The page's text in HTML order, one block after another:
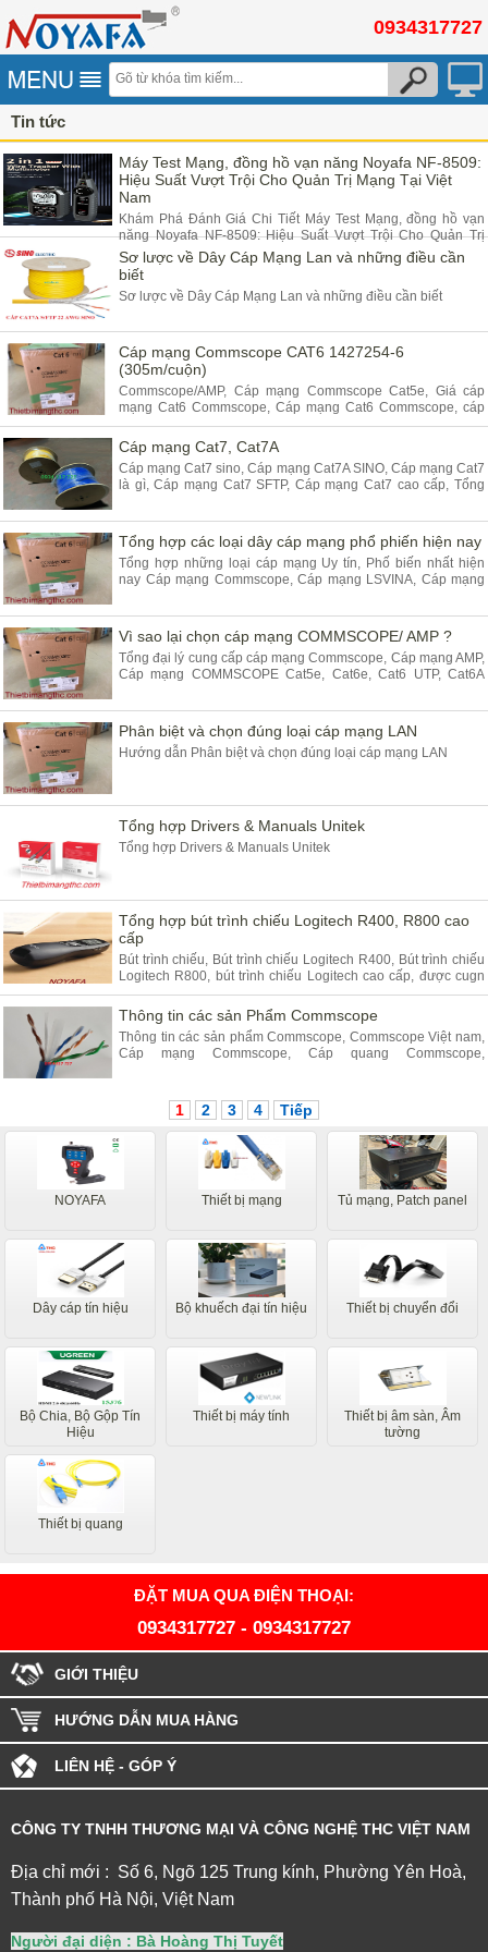
0934317727
Tin tức
Máy Test Mạng, đồng hồ vạn năng Noyafa NF-8509:
Hiệu Suất Vượt Trội Cho Quản Trị Mạng Tại Việt
Nam
Khám Phá Đánh Giá Chi Tiết Máy Test Mạng, đồng hồ vạn
năng Noyafa NF-8509: Hiệu Suất Vượt Trội Cho Quản Trị
Mạng Tại Việt Nam
Sơ lược về Dây Cáp Mạng Lan và những điều cần
biết
Sơ lược về Dây Cáp Mạng Lan và những điều cần biết
Cáp mạng Commscope CAT6 1427254-6
(305m/cuộn)
Commscope/AMP, Cáp mạng Commscope Cat5e, Giá cáp
mạng Cat6 Commscope, Cáp mạng Cat6 Commscope, cáp
mạng amp commscope cat6 1427254-6 (305m/cuộn),
Commscope cat6e, Hạt mạng Cat6 Commscope, Cáp mạng
COM
Cáp mạng Cat7, Cat7A
Cáp mạng Cat7 sino, Cáp mạng Cat7A SINO, Cáp mạng Cat7
là gì, Cáp mạng Cat7 SFTP, Cáp mạng Cat7 cao cấp, Tổng
cao cấp
Tổng hợp các loại dây cáp mạng phổ phiến hiện nay
Tổng hợp những loại cáp mạng Uy tín, Phố biến nhất hiện
nay Cáp mạng Commscope, Cáp mạng LSVINA, Cáp mạng
cao cấp
Vì sao lại chọn cáp mạng COMMSCOPE/ AMP ?
Tổng đại lý cung cấp cáp mạng Commscope, Cáp mạng AMP,
Cáp mạng COMMSCOPE Cat5e, Cat6e, Cat6 UTP, Cat6A
Phân biệt và chọn đúng loại cáp mạng LAN
Hướng dẫn Phân biệt và chọn đúng loại cáp mạng LAN
Tổng hợp Drivers & Manuals Unitek
Tổng hợp Drivers & Manuals Unitek
Tổng hợp bút trình chiếu Logitech R400, R800 cao
cấp
Bút trình chiếu, Bút trình chiếu Logitech R400, Bút trình chiếu
Logitech R800, bút trình chiếu Logitech cao cấp, được cugn
cấp, nhập khẩu bởi NOYAFA việt nam
Thông tin các sản Phẩm Commscope
Thông tin các sản phẩm Commscope, Commscope Việt nam,
Cáp mạng Commscope, Cáp quang Commscope,
1 2 3 4 Tiếp
NOYAFA Thiết bị mạng Tủ mạng, Patch panel
Dây cáp tín hiệu Bộ khuếch đại tín hiệu Thiết bị chuyển đổi
Bộ Chia, Bộ Gộp Tín
Hiệu
Thiết bị máy tính
Thiết bị âm sàn, Âm
tường
Thiết bị quang
ĐẶT MUA QUA ĐIỆN THOẠI:
0934317727 - 0934317727
GIỚI THIỆU
HƯỚNG DẪN MUA HÀNG
LIÊN HỆ - GÓP Ý
CÔNG TY TNHH THƯƠNG MẠI VÀ CÔNG NGHỆ THC VIỆT NAM
Địa chỉ mới : Số 6, Ngõ 125 Trung kính, Phường Yên Hoà,
Thành phố Hà Nội, Việt Nam
Người đại diện : Bà Hoàng Thị Tuyết